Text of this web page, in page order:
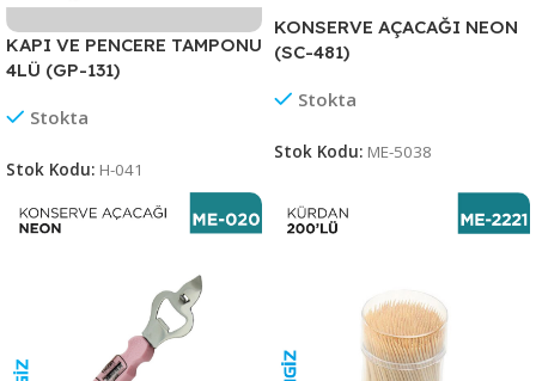
KAPI VE PENCERE TAMPONU
4LÜ (GP-131)
Stokta
Stok Kodu: H-041
KONSERVE AÇACAĞI NEON
(SC-481)
Stokta
Stok Kodu: ME-5038